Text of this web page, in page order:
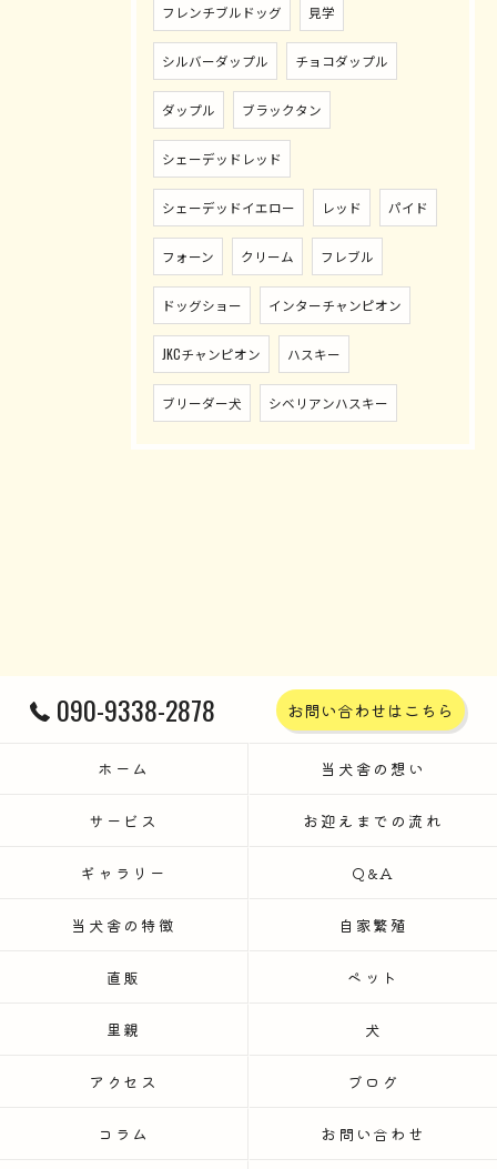
フレンチブルドッグ 見学
シルバーダップル チョコダップル
ダップル ブラックタン
シェーデッドレッド
シェーデッドイエロー レッド パイド
フォーン クリーム フレブル
ドッグショー インターチャンピオン
JKCチャンピオン ハスキー
ブリーダー犬 シベリアンハスキー
090-9338-2878 お問い合わせはこちら
ホーム 当犬舎の想い
サービス お迎えまでの流れ
ギャラリー Q&A
当犬舎の特徴 自家繁殖
直販 ペット
里親 犬
アクセス ブログ
コラム お問い合わせ